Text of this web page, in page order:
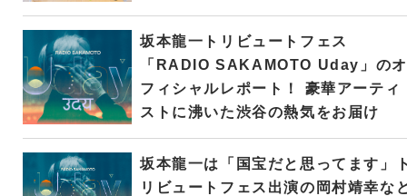
坂本龍一トリビュートフェス
「RADIO SAKAMOTO Uday」のオ
フィシャルレポート！ 豪華アーティ
ストに沸いた渋谷の熱気をお届け
坂本龍一は「国宝だと思ってます」
リビュートフェス出演の岡村靖幸な